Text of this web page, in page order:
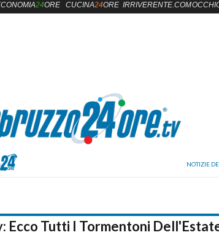
Ecco Tutti I Tormentoni
24ORE CUCINA24ORE IRRIVERENTE.COM